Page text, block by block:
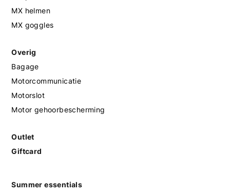
MX helmen
MX goggles
Overig
Bagage
Motorcommunicatie
Motorslot
Motor gehoorbescherming
Outlet
Giftcard
Summer essentials